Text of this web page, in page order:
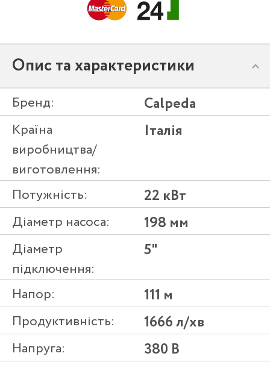
Опис та характеристики
Бренд: Calpeda
Країна
виробництва/
виготовлення:
Італія
Потужність: 22 кВт
Діаметр насоса: 198 мм
Діаметр
підключення:
5"
Напор: 111 м
Продуктивність: 1666 л/хв
Напруга: 380 В